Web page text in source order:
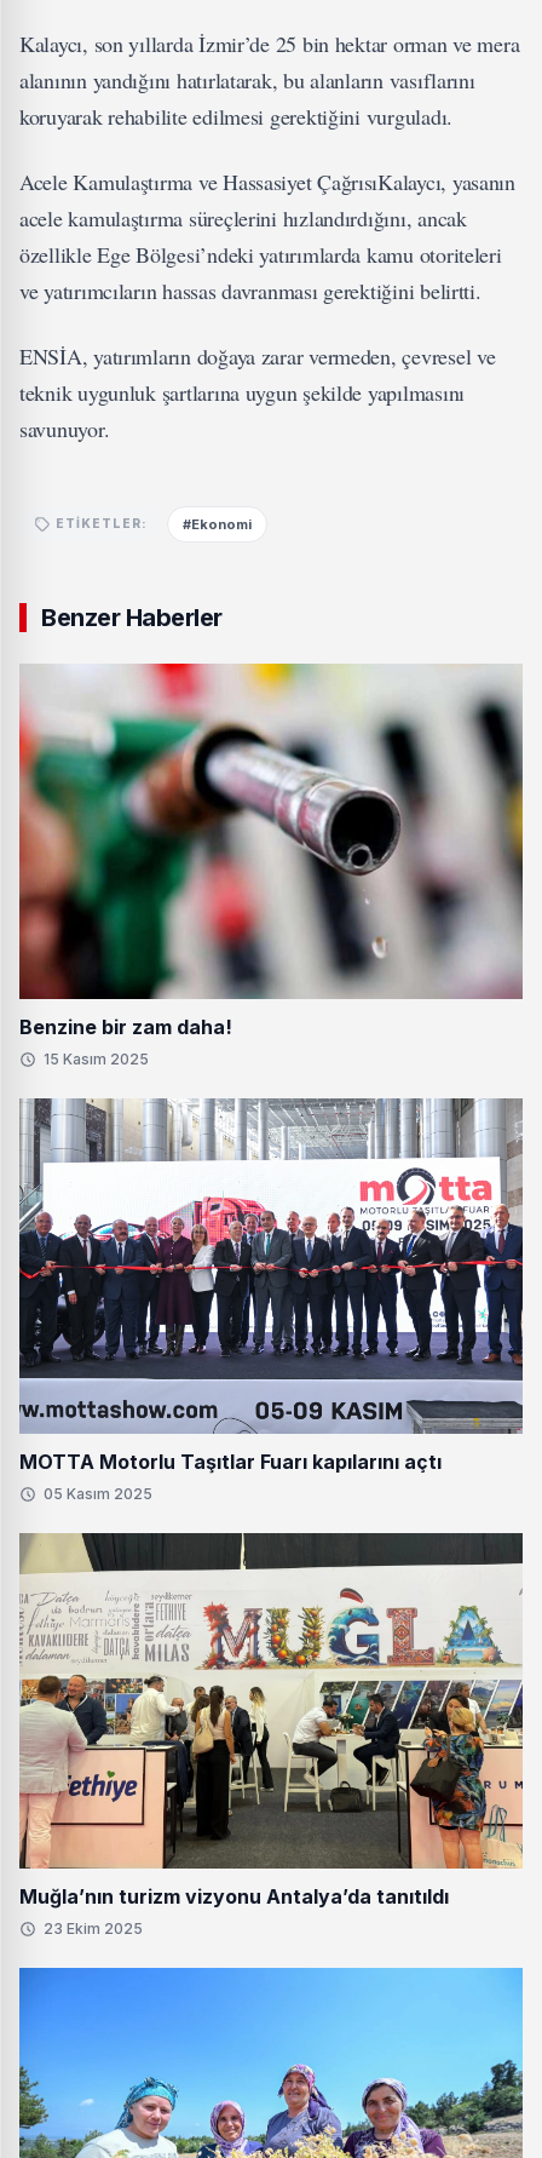
Kalaycı, son yıllarda İzmir’de 25 bin hektar orman ve mera
alanının yandığını hatırlatarak, bu alanların vasıflarını
koruyarak rehabilite edilmesi gerektiğini vurguladı.
Acele Kamulaştırma ve Hassasiyet ÇağrısıKalaycı, yasanın
acele kamulaştırma süreçlerini hızlandırdığını, ancak
özellikle Ege Bölgesi’ndeki yatırımlarda kamu otoriteleri
ve yatırımcıların hassas davranması gerektiğini belirtti.
ENSİA, yatırımların doğaya zarar vermeden, çevresel ve
teknik uygunluk şartlarına uygun şekilde yapılmasını
savunuyor.
ETIKETLER: #Ekonomi
Benzer Haberler
Benzine bir zam daha!
15 Kasım 2025
MOTTA Motorlu Taşıtlar Fuarı kapılarını açtı
05 Kasım 2025
Muğla’nın turizm vizyonu Antalya’da tanıtıldı
23 Ekim 2025